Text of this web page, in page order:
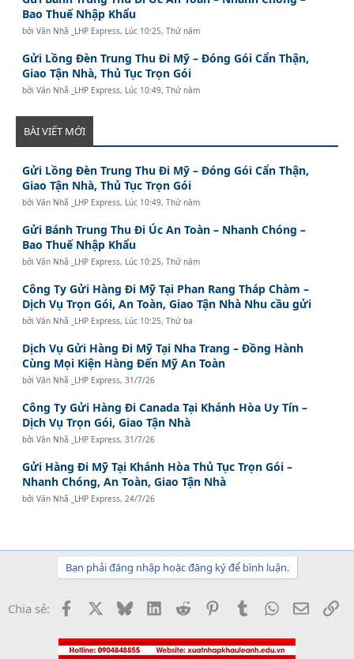
Bao Thuế Nhập Khẩu
bởiVăn Nhã _LHP Express, Lúc 10:25, Thứ năm
Gửi Lồng Đèn Trung Thu Đi Mỹ – Đóng Gói Cẩn Thận,
Giao Tận Nhà, Thủ Tục Trọn Gói
bởiVăn Nhã _LHP Express, Lúc 10:49, Thứ năm
BÀI VIẾT MỚI
Gửi Lồng Đèn Trung Thu Đi Mỹ – Đóng Gói Cẩn Thận,
Giao Tận Nhà, Thủ Tục Trọn Gói
bởiVăn Nhã _LHP Express, Lúc 10:49, Thứ năm
Gửi Bánh Trung Thu Đi Úc An Toàn – Nhanh Chóng –
Bao Thuế Nhập Khẩu
bởiVăn Nhã _LHP Express, Lúc 10:25, Thứ năm
Công Ty Gửi Hàng Đi Mỹ Tại Phan Rang Tháp Chàm –
Dịch Vụ Trọn Gói, An Toàn, Giao Tận Nhà Nhu cầu gửi
bởiVăn Nhã _LHP Express, Lúc 10:25, Thứ ba
Dịch Vụ Gửi Hàng Đi Mỹ Tại Nha Trang – Đồng Hành
Cùng Mọi Kiện Hàng Đến Mỹ An Toàn
bởiVăn Nhã _LHP Express,31/7/26
Công Ty Gửi Hàng Đi Canada Tại Khánh Hòa Uy Tín –
Dịch Vụ Trọn Gói, Giao Tận Nhà
bởiVăn Nhã _LHP Express,31/7/26
Gửi Hàng Đi Mỹ Tại Khánh Hòa Thủ Tục Trọn Gói –
Nhanh Chóng, An Toàn, Giao Tận Nhà
bởiVăn Nhã _LHP Express, 24/7/26
Bạn phải đăng nhập hoặc đăng ký để bình luận.
Chia sẻ: Facebook BlueskyLinkedInReddit PinterestTumblrWhatsApp
Email